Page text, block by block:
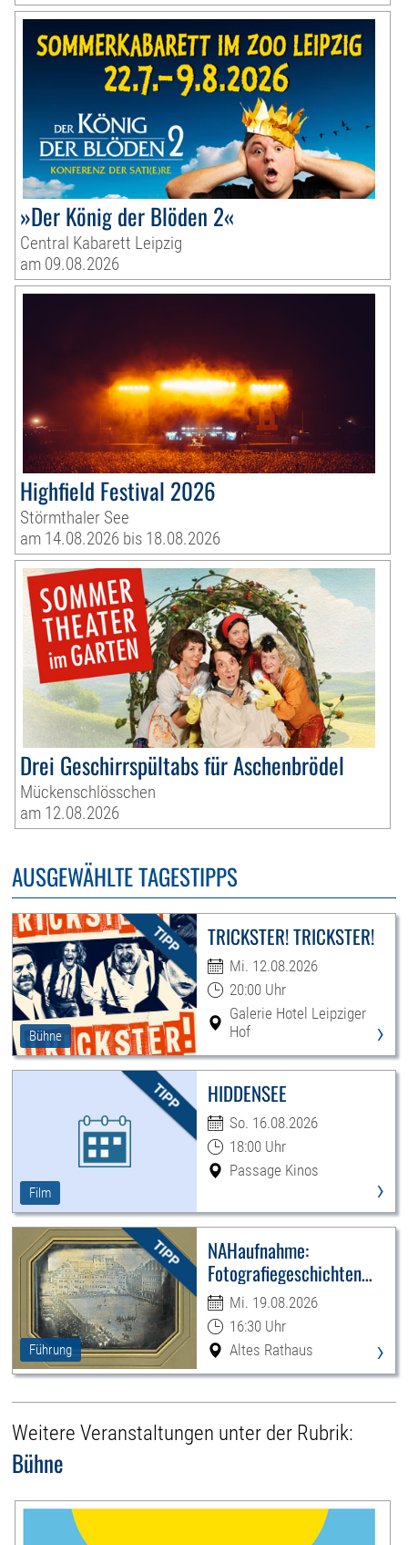
»Der König der Blöden 2«
Central Kabarett Leipzig
am 09.08.2026
Highfield Festival 2026
Störmthaler See
am 14.08.2026 bis 18.08.2026
Drei Geschirrspültabs für Aschenbrödel
Mückenschlösschen
am 12.08.2026
AUSGEWÄHLTE TAGESTIPPS
Bühne
TRICKSTER! TRICKSTER!
Mi. 12.08.2026
20:00 Uhr
Galerie Hotel Leipziger
Hof
›
Film
HIDDENSEE
So. 16.08.2026
18:00 Uhr
Passage Kinos
›
Führung
NAHaufnahme:
Fotografiegeschichten
Leipzigs
Mi. 19.08.2026
16:30 Uhr
Altes Rathaus
›
Weitere Veranstaltungen unter der Rubrik:
Bühne